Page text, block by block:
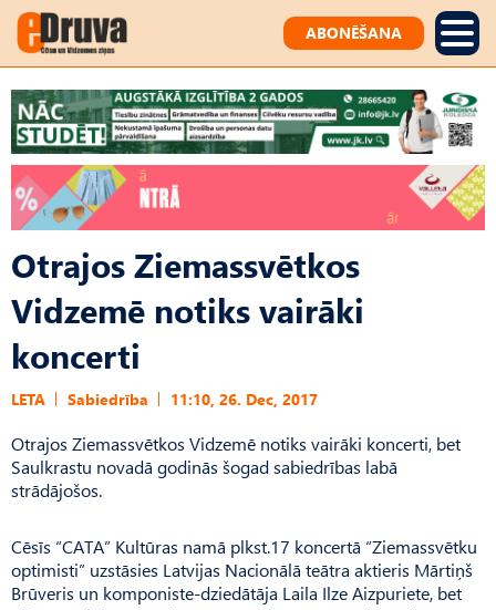
ABONĒŠANA
Otrajos Ziemassvētkos
Vidzemē notiks vairāki
koncerti
LETA Sabiedrība 11:10, 26. Dec, 2017
Otrajos Ziemassvētkos Vidzemē notiks vairāki koncerti, bet
Saulkrastu novadā godinās šogad sabiedrības labā
strādājošos.
Cēsīs “CATA” Kultūras namā plkst.17 koncertā “Ziemassvētku
optimisti” uzstāsies Latvijas Nacionālā teātra aktieris Mārtiņš
Brūveris un komponiste-dziedātāja Laila Ilze Aizpuriete, bet